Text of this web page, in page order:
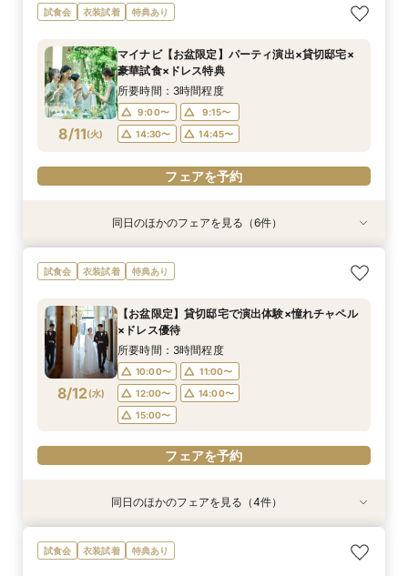
8/9(日)
＜初めての式場見学＞心躍る花嫁の第一歩♪ゆっ
たり相談＆見学会
9:00〜
9:15〜
14:30〜
18:00〜
フェアを予約
8/9(日)
【10名～におすすめ*少人数W★】挙式×贅沢試
食×おもてなし体験
9:15〜
14:30〜
18:00〜
フェアを予約
8/9(日)
大好評♪ペット婚【支持率NO,1】ペットも安心
W*相談会
9:15〜
14:30〜
14:45〜
18:00〜
フェアを予約
8/9(日)
【遠方の方◎オンライン相談会】スマホで簡単！
豪華5大特典付き
13:00〜 13:30〜
フェアを予約
8/9(日)
【料理重視の方◎】シェフ渾身コース試食＆おも
てなし料理特典
9:10〜 14:30〜
フェアを予約
8/9(日)
「即決ナシ」予算のリアル大公開！本番コーデ×
人気ドレス優待付
9:15〜
14:30〜
18:00〜
フェアを予約
試食会 衣装試着 特典あり
8/11(火)
マイナビ【お盆限定】パーティ演出×貸切邸宅×
豪華試食×ドレス特典
所要時間：3時間程度
9:00〜
9:15〜
14:30〜
14:45〜
フェアを予約
衣装試着 特典あり 動画あり
8/11 火)
＜初めての式場見学＞心躍る花嫁の第一歩♪ゆっ
たり相談＆見学会
9:00〜
14:30〜
18:00〜
フェアを予約
衣装試着 特典あり
8/11 火)
【10名～におすすめ*少人数W★】挙式×贅沢試
食×おもてなし体験
9:15〜
18:00〜
フェアを予約
衣装試着 特典あり
8/11 火)
大好評♪ペット婚【支持率NO,1】ペットも安心
W*相談会
9:15〜
14:45〜
18:00〜
フェアを予約
8/11 火)
【遠方の方◎オンライン相談会】スマホで簡単！
豪華5大特典付き
13:00〜
フェアを予約
衣装試着 特典あり
8/11 火)
【料理重視の方◎】シェフ渾身コース試食＆おも
てなし料理特典
9:00〜
14:30〜
フェアを予約
衣装試着 特典あり
8/11 火)
「即決ナシ」予算のリアル大公開！本番コーデ×
人気ドレス優待付
9:15〜
18:00〜
フェアを予約
同日のほかのフェアを見る（6件）
試食会 衣装試着 特典あり
8/12(水)
【お盆限定】貸切邸宅で演出体験×憧れチャペル
×ドレス優待
所要時間：3時間程度
10:00〜
11:00〜
12:00〜
14:00〜
15:00〜
フェアを予約
特典あり
【10名～におすすめ*少人数W】挙式×会食プラ
ン×おもてなし体験
衣装試着 特典あり
【大切な家族のペットと一緒に】限定特典付*
ペットW安心相談会
衣装試着 特典あり
＜初めての式場見学＞心躍る花嫁の第一歩♪ゆっ
たり相談＆見学会
【遠方の方◎オンライン相談会】スマホで簡単！
豪華5大特典付き
同日のほかのフェアを見る（4件）
試食会 衣装試着 特典あり